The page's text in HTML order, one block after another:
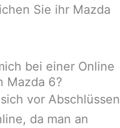
Sie ihr Mazda
bei einer Online
Mazda 6?
vor Abschlüssen
da man an